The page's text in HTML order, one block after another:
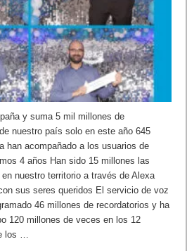
y suma 5 mil millones de
nuestro país solo en este año 645
han acompañado a los usuarios de
4 años Han sido 15 millones las
en nuestro territorio a través de Alexa
sus seres queridos El servicio de voz
46 millones de recordatorios y ha
120 millones de veces en los 12
los …